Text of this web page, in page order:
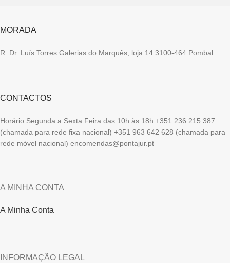
MORADA
R. Dr. Luís Torres Galerias do Marquês, loja 14 3100-464 Pombal
CONTACTOS
Horário Segunda a Sexta Feira das 10h às 18h +351 236 215 387
(chamada para rede fixa nacional) +351 963 642 628 (chamada para
rede móvel nacional) encomendas@pontajur.pt
A MINHA CONTA
A Minha Conta
INFORMAÇÃO LEGAL